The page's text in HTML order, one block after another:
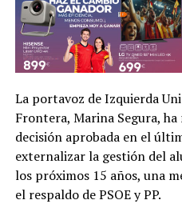
La portavoz de Izquierda
Frontera, Marina Segura,
decisión aprobada en el
externalizar la gestión del
los próximos 15 años, una
el respaldo de PSOE y PP.